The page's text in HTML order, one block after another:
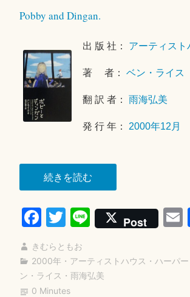
Pobby and Dingan.
出 版 社： アーティスト
著 者：ベン・ライス
翻 訳 者：雨海弘美
発 行 年： 2000年12月
続きを読む“ポ
ビ
ー
と
ィ
ン
Fa
ce
bo
ok
T
wi
tte
r
Li
ne
Post
きむらともお
2000年 ・ アーティストハウス ・ ハーパ
ン・ライス ・ 雨海弘美
2
9
月
3
日
0 Minutes